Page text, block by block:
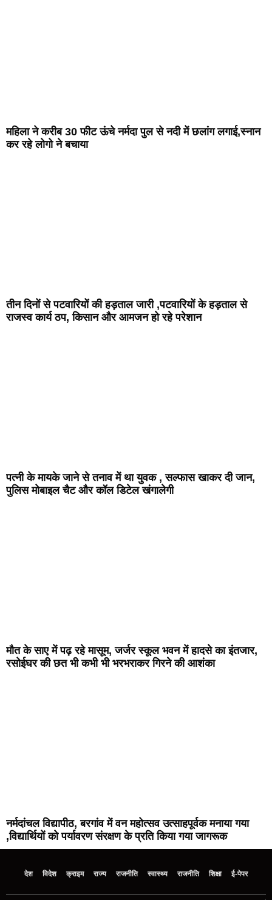
महिला ने करीब 30 फीट ऊंचे नर्मदा पुल से नदी में छलांग लगाई,स्नान
कर रहे लोगो ने बचाया
तीन दिनों से पटवारियों की हड़ताल जारी ,पटवारियों के हड़ताल से
राजस्व कार्य ठप, किसान और आमजन हो रहे परेशान
पत्नी के मायके जाने से तनाव में था युवक , सल्फास खाकर दी जान,
पुलिस मोबाइल चैट और कॉल डिटेल खंगालेगी
मौत के साए में पढ़ रहे मासूम, जर्जर स्कूल भवन में हादसे का इंतजार,
रसोईघर की छत भी कभी भी भरभराकर गिरने की आशंका
नर्मदांचल विद्यापीठ, बरगांव में वन महोत्सव उत्साहपूर्वक मनाया गया
,विद्यार्थियों को पर्यावरण संरक्षण के प्रति किया गया जागरूक
देश विदेश क्राइम राज्य राजनीति स्वास्थ्य राजनीति शिक्षा ई-पेपर